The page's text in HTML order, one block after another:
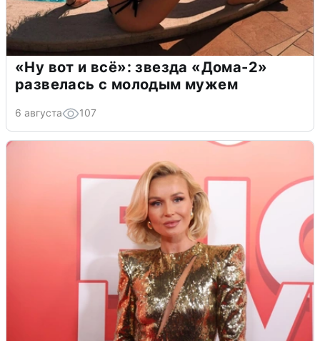
«Ну вот и всё»: звезда «Дома-2»
развелась с молодым мужем
6 августа 107